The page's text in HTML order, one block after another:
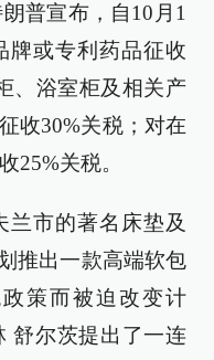
普宣布，自10月1
牌或专利药品征收
、浴室柜及相关产
收30%关税；对在
25%关税。
兰市的著名床垫及
推出一款高端软包
策而被迫改变计
舒尔茨提出了一连